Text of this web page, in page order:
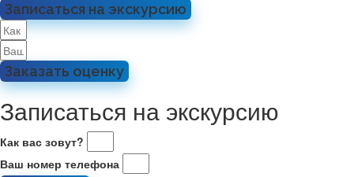
Записаться на экскурсию
Заказать оценку
Записаться на экскурсию
Как вас зовут?
Ваш номер телефона